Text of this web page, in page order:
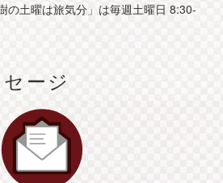
の土曜は旅気分」は毎週土曜日 8:30-
ージ